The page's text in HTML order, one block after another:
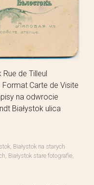
de Tilleul
Carte de Visite
na odwrocie
Białystok ulica
, Białystok na starych
, Białystok stare fotografie,